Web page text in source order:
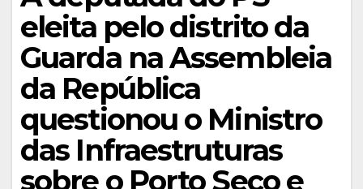
eleita pelo distrito da
Guarda na Assembleia
da República
questionou o Ministro
das Infraestruturas
sobre o Porto Seco e